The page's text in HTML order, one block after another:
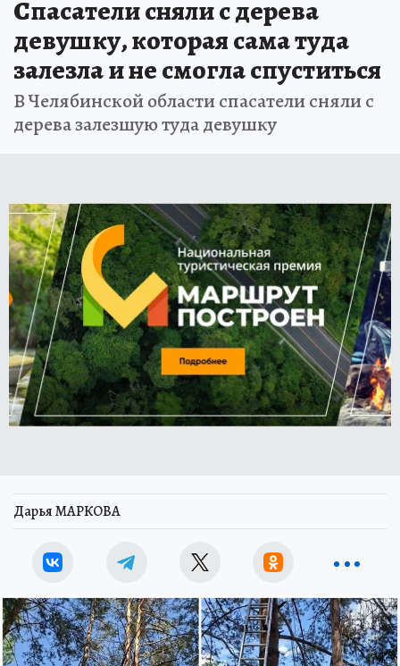
Спасатели сняли с дерева
девушку, которая сама туда
залезла и не смогла спуститься
В Челябинской области спасатели сняли с
дерева залезшую туда девушку
Дарья МАРКОВА